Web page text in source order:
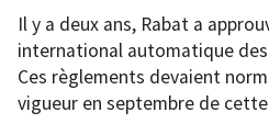
Il y a deux ans, Rabat a
international automatique
Ces règlements devaient
vigueur en septembre de